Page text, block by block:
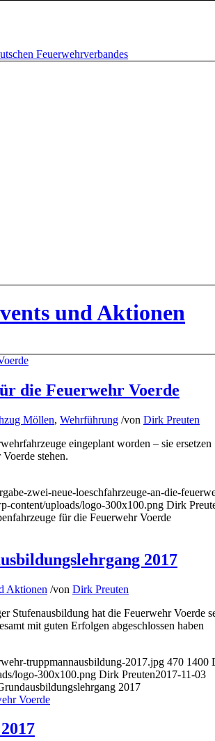
Feuerwehrverbandes
und Aktionen
die Feuerwehr Voerde
Möllen, Wehrführung /von Dirk Preuten
eingeplant worden – sie ersetzen
stehen.
zwei-neue-loeschfahrzeuge-an-die-
content/uploads/logo-300x100.png Dirk
für die Feuerwehr Voerde
2017
Aktionen /von Dirk Preuten
Stufenausbildung hat die Feuerwehr Voerde
mit guten Erfolgen abgeschlossen haben
truppmannausbildung-2017.jpg 470 1400
logo-300x100.png Dirk Preuten2017-11-03
2017